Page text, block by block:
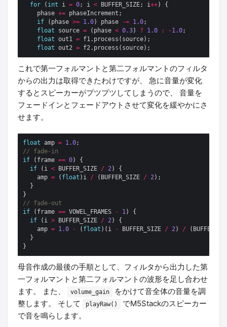
for ( int i = 0; i < BUFFER_SIZE; i++
    phase
+=
if (phase >= 1.0) phase -= 1.0
float source = (phase < 0.3) ? 1.0 : -1.0
float out1 =
float out2 =
これで第一フォルマントと第二フォルマントのフィルタ
からの出力は取得できたわけですが、 急に音量が変化
するとスピーカーがプツプツしてしまうので、 音量を
フェードインとフェードアウトさせて変化を緩やかにさ
せます。
float amp = 1.0
if (frame == 0
if (i < BUFFER_SIZE / 2
    amp
= ( float )i / (BUFFER_SIZE / 2
if (frame == VOWEL_FRAMES - 1
if (i > BUFFER_SIZE / 2
    amp
= 1.0 - ( float )(i - BUFFER_SIZE / 2 ) /
母音作成の最後の手順として、フィルタから出力した第
一フォルマントと第二フォルマントの波形を足し合わせ
ます。 また、
volume_gain
をかけて音全体の音量を調
整します。 そして
playRaw()
でM5Stackのスピーカー
で音を鳴らします。